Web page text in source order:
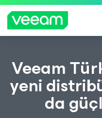
CrowdStrike'ın içerik
müşteriler için
DAH
A
Veeam
yeni
da